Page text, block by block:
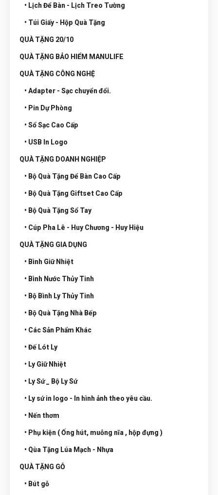
• Lịch Để Bàn - Lịch Treo Tường
• Túi Giấy - Hộp Quà Tặng
QUÀ TẶNG 20/10
QUÀ TẶNG BẢO HIỂM MANULIFE
QUÀ TẶNG CÔNG NGHỆ
• Adapter - Sạc chuyển đổi.
• Pin Dự Phòng
• Sổ Sạc Cao Cấp
• USB In Logo
QUÀ TẶNG DOANH NGHIỆP
• Bộ Quà Tặng Để Bàn Cao Cấp
• Bộ Quà Tặng Giftset Cao Cấp
• Bộ Quà Tặng Sổ Tay
• Cúp Pha Lê - Huy Chương - Huy Hiệu
QUÀ TẶNG GIA DỤNG
• Bình Giữ Nhiệt
• Bình Nước Thủy Tinh
• Bộ Bình Ly Thủy Tinh
• Bộ Quà Tặng Nhà Bếp
• Các Sản Phẩm Khác
• Đế Lót Ly
• Ly Giữ Nhiệt
• Ly Sứ _ Bộ Ly Sứ
• Ly sứ in logo - In hình ảnh theo yêu cầu.
• Nến thơm
• Phụ kiện ( Ống hút, muỗng nĩa , hộp đựng )
• Qùa Tặng Lúa Mạch - Nhựa
QUÀ TẶNG GỖ
• Bút gỗ